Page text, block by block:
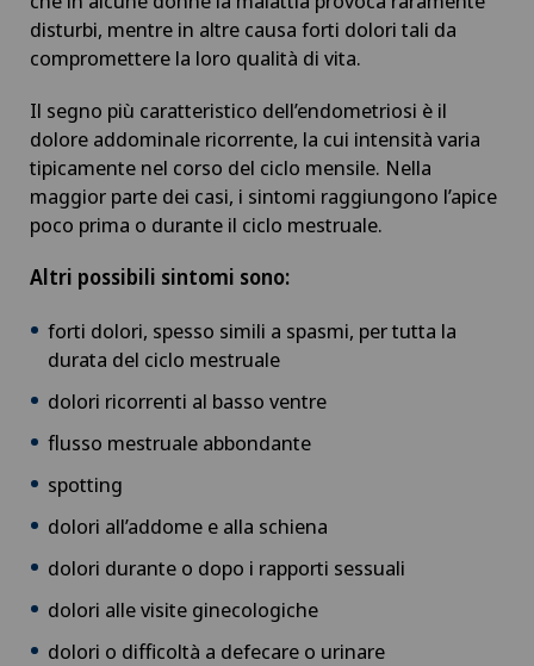
Calcificazione della spalla
Cancro alla prostata (carcinoma prostatico)
Capsulite adesiva o spalla congelata
Cardiologia
Cardiologia interventistica
Check-up
Check-up per donne
Check-up per gli atleti
Check-up per le imprese
disturbi, mentre in altre causa forti dolori tali da
compromettere la loro qualità di vita.
Il segno più caratteristico dell’endometriosi è il
dolore addominale ricorrente, la cui intensità varia
tipicamente nel corso del ciclo mensile. Nella
maggior parte dei casi, i sintomi raggiungono l’apice
poco prima o durante il ciclo mestruale.
Altri possibili sintomi sono:
forti dolori, spesso simili a spasmi, per tutta la
durata del ciclo mestruale
dolori ricorrenti al basso ventre
flusso mestruale abbondante
spotting
dolori all’addome e alla schiena
dolori durante o dopo i rapporti sessuali
dolori alle visite ginecologiche
dolori o difficoltà a defecare o urinare